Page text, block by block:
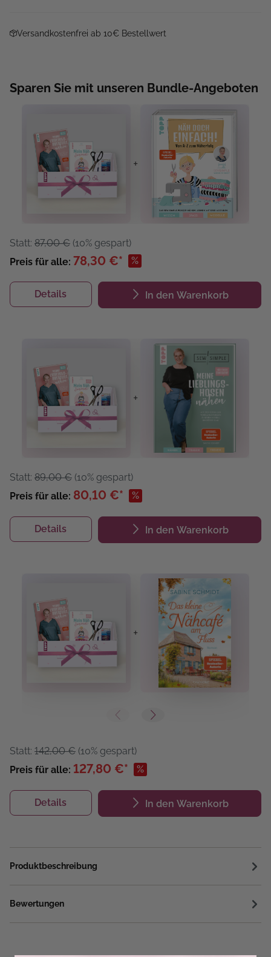
Versandkostenfrei ab 10€ Bestellwert
Sparen Sie mit unseren Bundle-Angeboten
+
Statt: 87,00 € (10% gespart)
Preis für alle: 78,30 €* %
Details In den Warenkorb
+
Statt: 89,00 € (10% gespart)
Preis für alle: 80,10 €* %
Details In den Warenkorb
+
Statt: 142,00 € (10% gespart)
Preis für alle: 127,80 €* %
Details In den Warenkorb
Produktbeschreibung
Bewertungen